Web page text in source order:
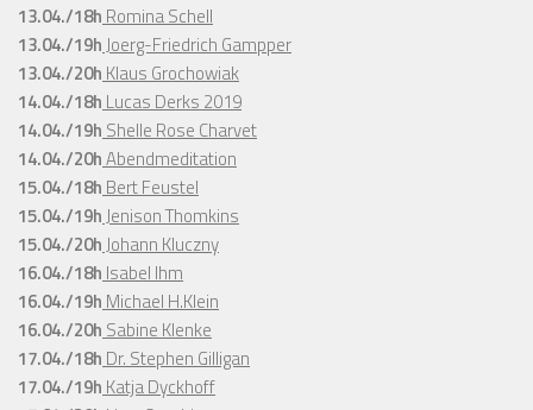
13.04./18h Romina Schell
13.04./19hJoerg-Friedrich Gampper
13.04./20h Klaus Grochowiak
14.04./18h Lucas Derks 2019
14.04./19h Shelle Rose Charvet
14.04./20hAbendmeditation
15.04./18h Bert Feustel
15.04./19hJenison Thomkins
15.04./20hJohann Kluczny
16.04./18h Isabel Ihm
16.04./19h Michael H.Klein
16.04./20h Sabine Klenke
17.04./18h Dr. Stephen Gilligan
17.04./19h Katja Dyckhoff